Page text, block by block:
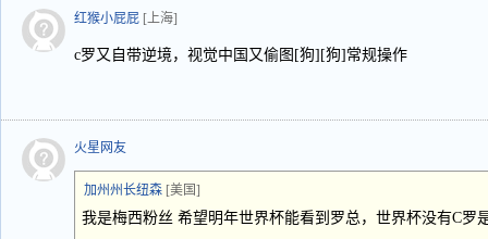
红猴小屁屁 [上海]
c罗又自带逆境，视觉中国又偷图[狗][狗]常规操作
火星网友
加州州长纽森 [美国]
我是梅西粉丝 希望明年世界杯能看到罗总，世界杯没有C罗